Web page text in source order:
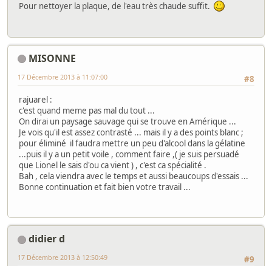
Pour nettoyer la plaque, de l'eau très chaude suffit.
MISONNE
#8
17 Décembre 2013 à 11:07:00
rajuarel :
c'est quand meme pas mal du tout ...
On dirai un paysage sauvage qui se trouve en Amérique ...
Je vois qu'il est assez contrasté ... mais il y a des points blanc ;
pour éliminé il faudra mettre un peu d'alcool dans la gélatine
...puis il y a un petit voile , comment faire ,( je suis persuadé
que Lionel le sais d'ou ca vient ) , c'est ca spécialité .
Bah , cela viendra avec le temps et aussi beaucoups d'essais ...
Bonne continuation et fait bien votre travail ...
didier d
#9
17 Décembre 2013 à 12:50:49